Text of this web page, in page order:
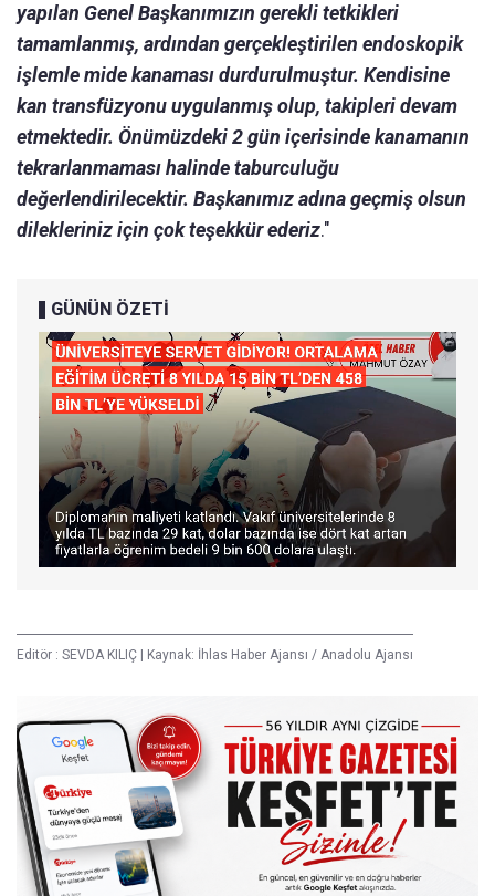
yapılan Genel Başkanımızın gerekli tetkikleri
tamamlanmış, ardından gerçekleştirilen endoskopik
işlemle mide kanaması durdurulmuştur. Kendisine
kan transfüzyonu uygulanmış olup, takipleri devam
etmektedir. Önümüzdeki 2 gün içerisinde kanamanın
tekrarlanmaması halinde taburculuğu
değerlendirilecektir. Başkanımız adına geçmiş olsun
dilekleriniz için çok teşekkür ederiz."
GÜNÜN ÖZETİ
Editör : SEVDA KILIÇ | Kaynak: İhlas Haber Ajansı / Anadolu Ajansı